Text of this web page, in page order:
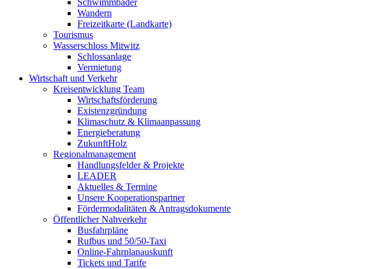
Schwimmbäder
Wandern
Freizeitkarte (Landkarte)
Tourismus
Wasserschloss Mitwitz
Schlossanlage
Vermietung
Wirtschaft und Verkehr
Kreisentwicklung Team
Wirtschaftsförderung
Existenzgründung
Klimaschutz & Klimaanpassung
Energieberatung
ZukunftHolz
Regionalmanagement
Handlungsfelder & Projekte
LEADER
Aktuelles & Termine
Unsere Kooperationspartner
Fördermodalitäten & Antragsdokumente
Öffentlicher Nahverkehr
Busfahrpläne
Rufbus und 50/50-Taxi
Online-Fahrplanauskunft
Tickets und Tarife